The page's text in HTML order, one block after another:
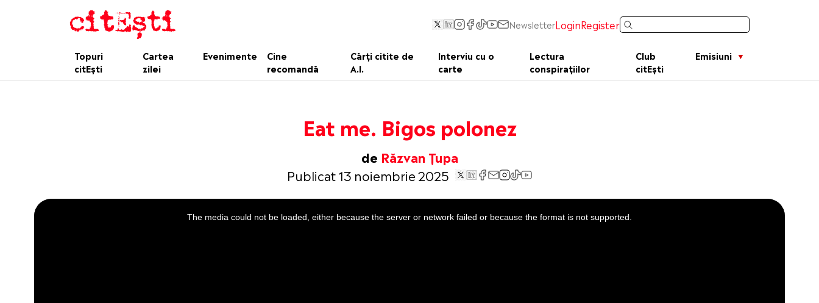
NewsletterLoginRegister
Topuri
citEști
Cartea
zilei
Evenimente
Cine
recomandă
Cărți citite de
A.I.
Interviu cu o
carte
Lectura
conspirațiilor
Club
citEști
Emisiuni
Eat me. Bigos polonez
de Răzvan Țupa
Publicat 13 noiembrie 2025
This
is
a
The media could not be loaded, either because the server or network failed or because the format is not supported.